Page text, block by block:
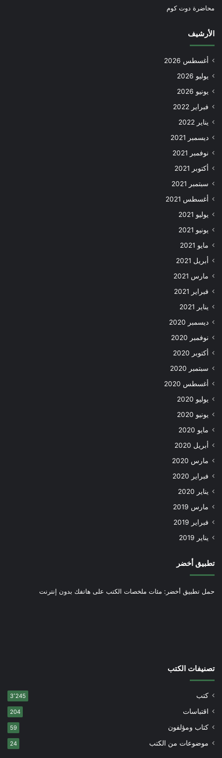
محاضرة دوت كوم
الأرشيف
أغسطس 2026
يوليو 2026
يونيو 2026
فبراير 2022
يناير 2022
ديسمبر 2021
نوفمبر 2021
أكتوبر 2021
سبتمبر 2021
أغسطس 2021
يوليو 2021
يونيو 2021
مايو 2021
أبريل 2021
مارس 2021
فبراير 2021
يناير 2021
ديسمبر 2020
نوفمبر 2020
أكتوبر 2020
سبتمبر 2020
أغسطس 2020
يوليو 2020
يونيو 2020
مايو 2020
أبريل 2020
مارس 2020
فبراير 2020
يناير 2020
مارس 2019
فبراير 2019
يناير 2019
تطبيق أخضر
حمل تطبيق أخضر: مئات ملخصات الكتب على هاتفك بدون إنترنت
تصنيفات الكتب
كتب 3٬245
اقتباسات 204
كتاب ومؤلفون 59
موضوعات من الكتب 24